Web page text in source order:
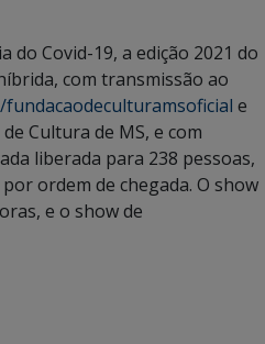
do Covid-19, a edição 2021 do
com transmissão ao
e
Cultura de MS, e com
liberada para 238 pessoas,
ordem de chegada. O show
e o show de